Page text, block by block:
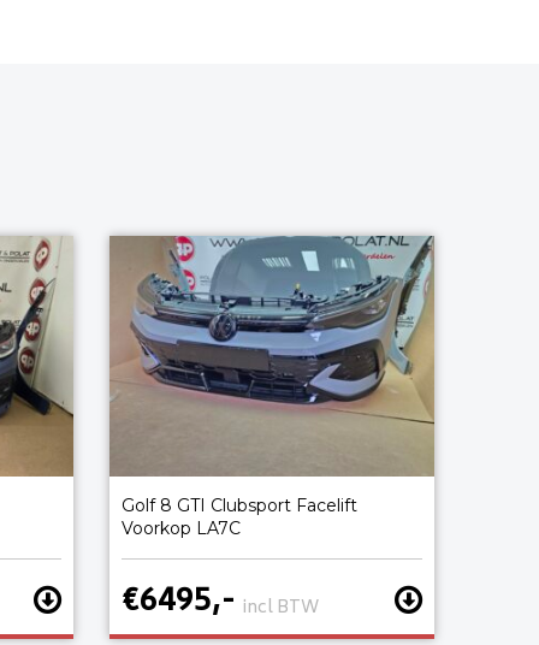
Golf 8 GTI Clubsport Facelift
Voorkop LA7C
€6495,- incl BTW